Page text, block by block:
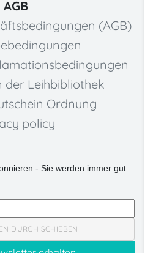
AGB
(AGB)
der Leihbibliothek
Ordnung
policy
- Sie werden immer gut
DURCH SCHIEBEN